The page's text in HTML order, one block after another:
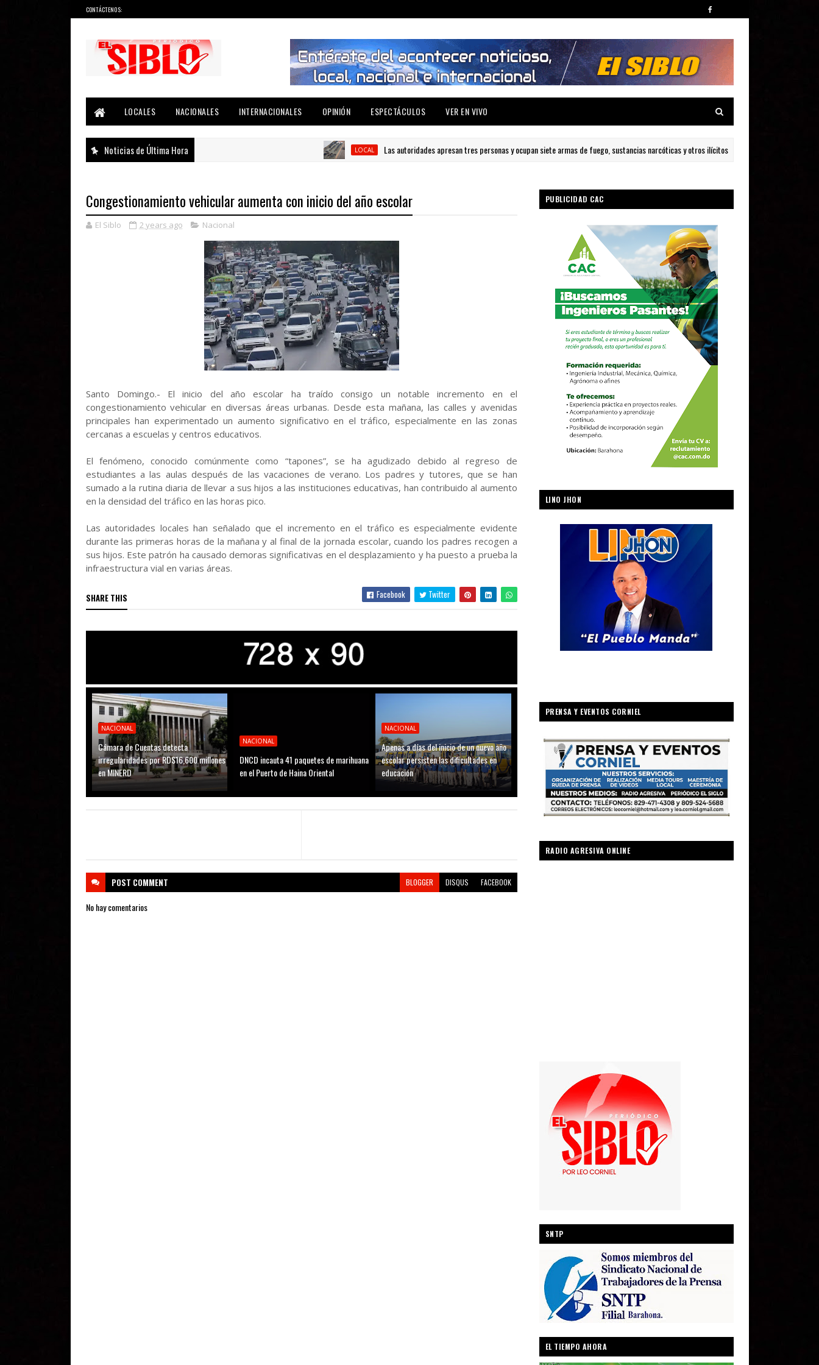
CONTÁCTENOS:
LOCALES
NACIONALES INTERNACIONALES OPINIÓN ESPECTÁCULOS VER EN VIVO
Noticias de Última Hora LOCAL Las autoridades apresan tres personas y ocupan siete armas de fuego, sustancias narcóticas y otros ilícitos durante allanamientos en
Congestionamiento vehicular aumenta con inicio del año escolar
El Siblo 2 years ago Nacional
Santo Domingo.- El inicio del año escolar ha traído consigo un notable incremento en el
congestionamiento vehicular en diversas áreas urbanas. Desde esta mañana, las calles y avenidas
principales han experimentado un aumento significativo en el tráfico, especialmente en las zonas
cercanas a escuelas y centros educativos.
El fenómeno, conocido comúnmente como “tapones”, se ha agudizado debido al regreso de
estudiantes a las aulas después de las vacaciones de verano. Los padres y tutores, que se han
sumado a la rutina diaria de llevar a sus hijos a las instituciones educativas, han contribuido al aumento
en la densidad del tráfico en las horas pico.
Las autoridades locales han señalado que el incremento en el tráfico es especialmente evidente
durante las primeras horas de la mañana y al final de la jornada escolar, cuando los padres recogen a
sus hijos. Este patrón ha causado demoras significativas en el desplazamiento y ha puesto a prueba la
infraestructura vial en varias áreas.
SHARE THIS Facebook Twitter
NACIONAL
Cámara de Cuentas detecta
irregularidades por RD$16,600 millones
en MINERD
NACIONAL
DNCD incauta 41 paquetes de marihuana
en el Puerto de Haina Oriental
NACIONAL
Apenas a días del inicio de un nuevo año
escolar persisten las dificultades en
educación
POST COMMENT BLOGGER DISQUS FACEBOOK
No hay comentarios
PUBLICIDAD CAC
LINO JHON
PRENSA Y EVENTOS CORNIEL
RADIO AGRESIVA ONLINE
SNTP
EL TIEMPO AHORA